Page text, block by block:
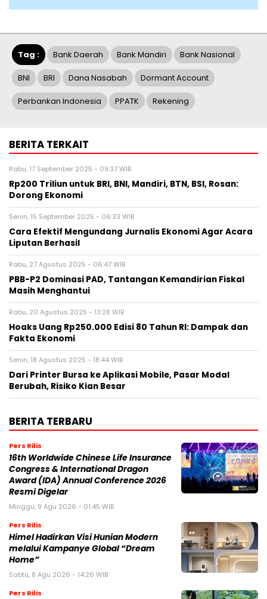
Tag : Bank Daerah Bank Mandiri Bank Nasional
BNI BRI Dana Nasabah Dormant Account
Perbankan Indonesia PPATK Rekening
BERITA TERKAIT
Rabu, 17 September 2025 - 09:37 WIB
Rp200 Triliun untuk BRI, BNI, Mandiri, BTN, BSI, Rosan:
Dorong Ekonomi
Senin, 15 September 2025 - 06:33 WIB
Cara Efektif Mengundang Jurnalis Ekonomi Agar Acara
Liputan Berhasil
Rabu, 27 Agustus 2025 - 06:47 WIB
PBB-P2 Dominasi PAD, Tantangan Kemandirian Fiskal
Masih Menghantui
Rabu, 20 Agustus 2025 - 13:28 WIB
Hoaks Uang Rp250.000 Edisi 80 Tahun RI: Dampak dan
Fakta Ekonomi
Senin, 18 Agustus 2025 - 18:44 WIB
Dari Printer Bursa ke Aplikasi Mobile, Pasar Modal
Berubah, Risiko Kian Besar
BERITA TERBARU
Pers Rilis
16th Worldwide Chinese Life Insurance
Congress & International Dragon
Award (IDA) Annual Conference 2026
Resmi Digelar
Minggu, 9 Agu 2026 - 01:45 WIB
Pers Rilis
Himel Hadirkan Visi Hunian Modern
melalui Kampanye Global “Dream
Home”
Sabtu, 8 Agu 2026 - 14:26 WIB
Pers Rilis